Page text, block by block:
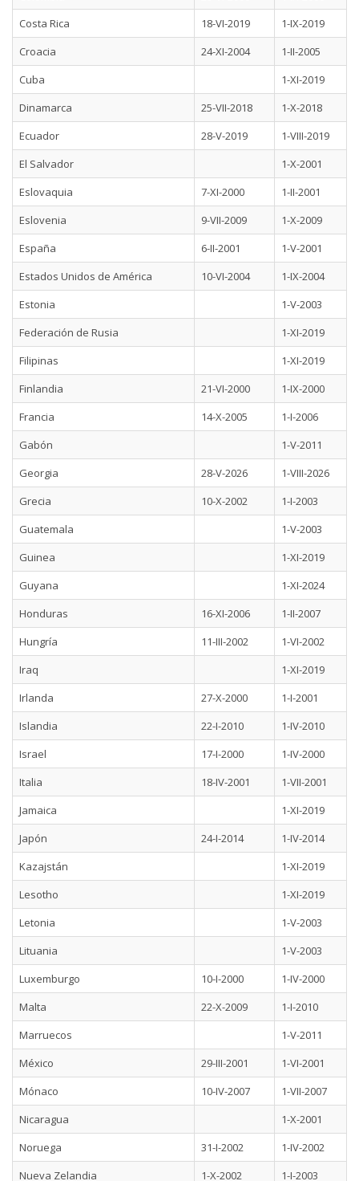
Costa Rica
18-VI-2019
1-IX-2019
Croacia
24-XI-2004
1-II-2005
Cuba
1-XI-2019
Dinamarca
25-VII-2018
1-X-2018
Ecuador
28-V-2019
1-VIII-2019
El Salvador
1-X-2001
Eslovaquia
7-XI-2000
1-II-2001
Eslovenia
9-VII-2009
1-X-2009
España
6-II-2001
1-V-2001
Estados Unidos de América
10-VI-2004
1-IX-2004
Estonia
1-V-2003
Federación de Rusia
1-XI-2019
Filipinas
1-XI-2019
Finlandia
21-VI-2000
1-IX-2000
Francia
14-X-2005
1-I-2006
Gabón
1-V-2011
Georgia
28-V-2026
1-VIII-2026
Grecia
10-X-2002
1-I-2003
Guatemala
1-V-2003
Guinea
1-XI-2019
Guyana
1-XI-2024
Honduras
16-XI-2006
1-II-2007
Hungría
11-III-2002
1-VI-2002
Iraq
1-XI-2019
Irlanda
27-X-2000
1-I-2001
Islandia
22-I-2010
1-IV-2010
Israel
17-I-2000
1-IV-2000
Italia
18-IV-2001
1-VII-2001
Jamaica
1-XI-2019
Japón
24-I-2014
1-IV-2014
Kazajstán
1-XI-2019
Lesotho
1-XI-2019
Letonia
1-V-2003
Lituania
1-V-2003
Luxemburgo
10-I-2000
1-IV-2000
Malta
22-X-2009
1-I-2010
Marruecos
1-V-2011
México
29-III-2001
1-VI-2001
Mónaco
10-IV-2007
1-VII-2007
Nicaragua
1-X-2001
Noruega
31-I-2002
1-IV-2002
Nueva Zelandia
1-X-2002 1-I-2003